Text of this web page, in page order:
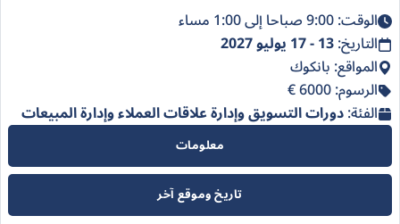
الوقت: 9:00 صباحا إلى 1:00 مساء
التاريخ:13 - 17 يوليو 2027
المواقع: بانكوك
الرسوم: 6000 €
الفئة:دورات التسويق وإدارة علاقات العملاء وإدارة المبيعات
معلومات
تاريخ وموقع آخر